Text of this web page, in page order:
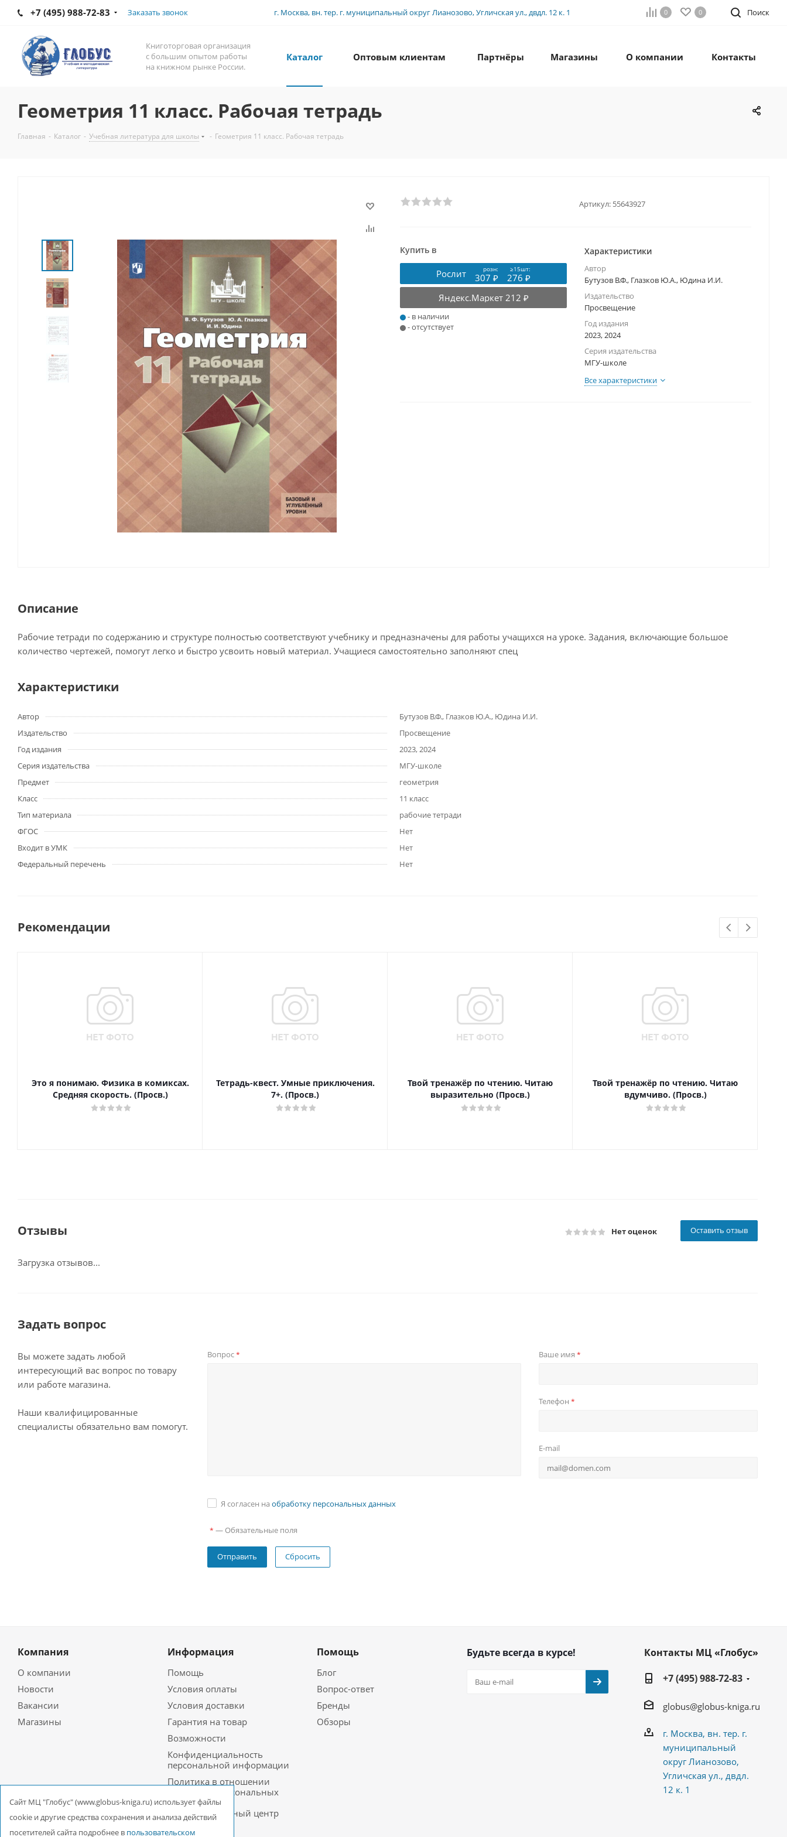
+7 (495) 988-72-83 Заказать звонок г. Москва, вн. тер. г. муниципальный округ Лианозово, Угличская ул., двдл. 12 к. 1 Поиск
0 0
Книготорговая организация
с большим опытом работы
на книжном рынке России.
Каталог Оптовым клиентам Партнёры Магазины О компании Контакты
Геометрия 11 класс. Рабочая тетрадь
Главная - Каталог - Учебная литература для школы - Геометрия 11 класс. Рабочая тетрадь
Артикул: 55643927
Купить в
Рослит розн: ≥15шт:
307 ₽
276 ₽
Яндекс.Маркет212 ₽
- в наличии
- отсутствует
Характеристики
Автор
Бутузов В.Ф., Глазков Ю.А., Юдина И.И.
Издательство
Просвещение
Год издания
2023, 2024
Серия издательства
МГУ-школе
Все характеристики
Описание
Рабочие тетради по содержанию и структуре полностью соответствуют учебнику и предназначены для работы учащихся на уроке. Задания, включающие большое
количество чертежей, помогут легко и быстро усвоить новый материал. Учащиеся самостоятельно заполняют спец
Характеристики
Автор
Бутузов В.Ф., Глазков Ю.А., Юдина И.И.
Издательство
Просвещение
Год издания
2023, 2024
Серия издательства
МГУ-школе
Предмет
геометрия
Класс
11 класс
Тип материала
рабочие тетради
ФГОС
Нет
Входит в УМК
Нет
Федеральный перечень
Нет
Рекомендации
Это я понимаю. Физика в комиксах.
Средняя скорость. (Просв.)
Тетрадь-квест. Умные приключения.
7+. (Просв.)
Твой тренажёр по чтению. Читаю
выразительно (Просв.)
Твой тренажёр по чтению. Читаю
вдумчиво. (Просв.)
Отзывы Нет оценок Оставить отзыв
Загрузка отзывов...
Задать вопрос
Вы можете задать любой
интересующий вас вопрос по товару
или работе магазина.
Наши квалифицированные
специалисты обязательно вам помогут.
Вопрос* Ваше имя *
Телефон *
E-mail
Я согласен на обработку персональных данных
* — Обязательные поля
Сбросить
Компания
О компании
Новости
Вакансии
Магазины
Информация
Помощь
Условия оплаты
Условия доставки
Гарантия на товар
Возможности
Конфиденциальность
персональной информации
Политика в отношении
обработки персональных
данных в ООО
Межрегиональный центр
«Глобус»
Помощь
Блог
Вопрос-ответ
Бренды
Обзоры
Будьте всегда в курсе!
Контакты МЦ «Глобус»
+7 (495) 988-72-83
globus@globus-kniga.ru
г. Москва, вн. тер. г.
муниципальный
округ Лианозово,
Угличская ул., двдл.
12 к. 1
Cайт МЦ "Глобус" (www.globus-kniga.ru) использует файлы
cookie и другие средства сохранения и анализа действий
посетителей сайта подробнее в пользовательском